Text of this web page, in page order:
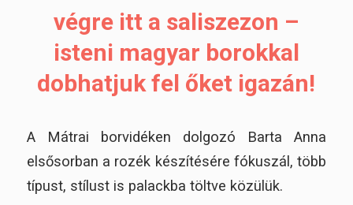
végre itt a saliszezon –
isteni magyar borokkal
dobhatjuk fel őket igazán!
A Mátrai borvidéken dolgozó Barta Anna
elsősorban a rozék készítésére fókuszál, több
típust, stílust is palackba töltve közülük.